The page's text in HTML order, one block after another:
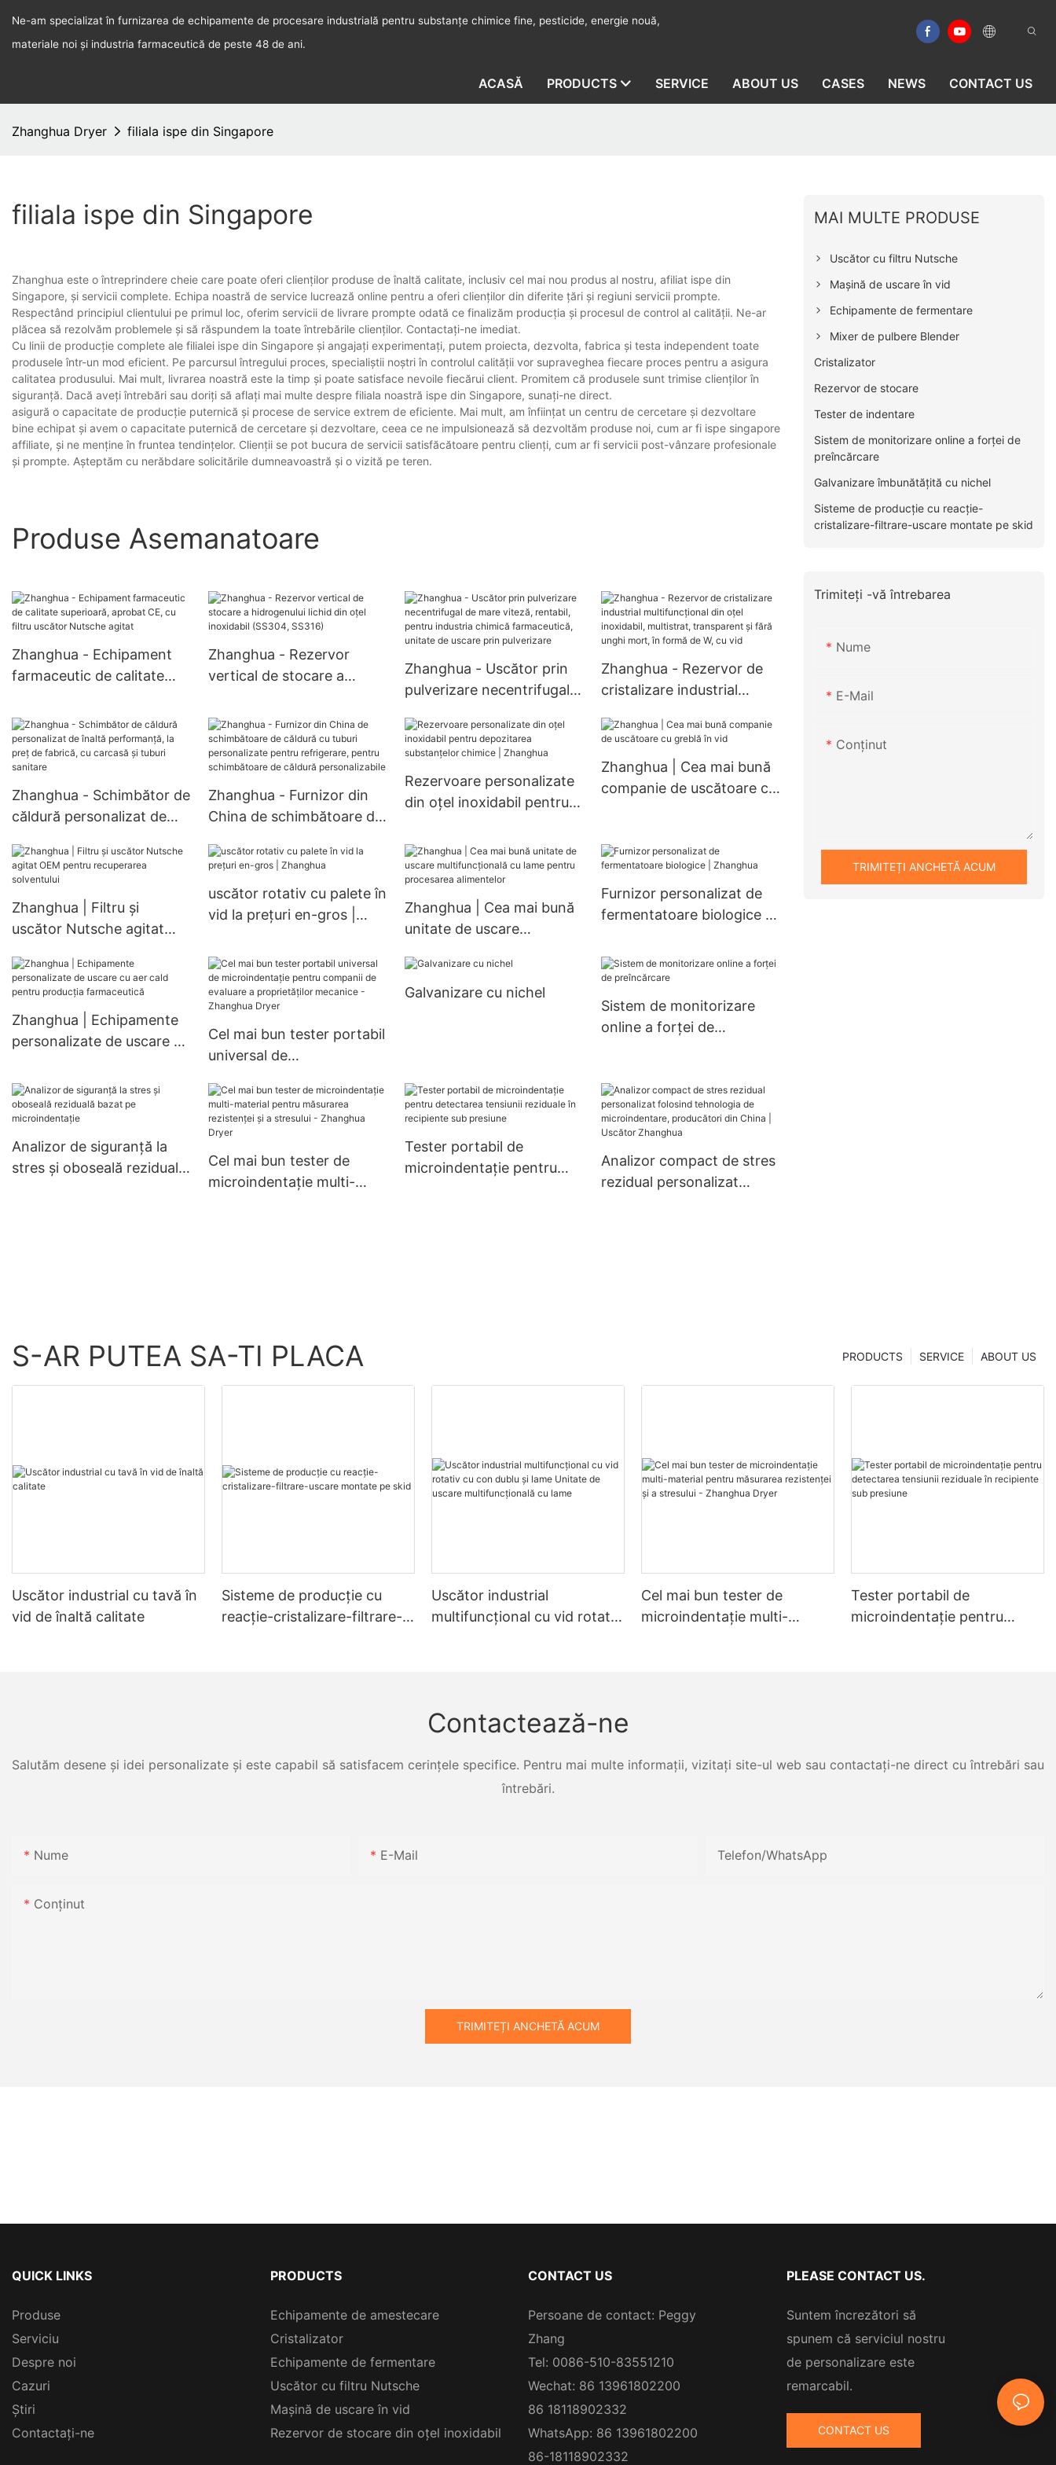
Ne-am specializat în furnizarea de echipamente de procesare industrială pentru substanțe chimice fine, pesticide, energie nouă,
materiale noi și industria farmaceutică de peste 48 de ani.
ACASĂ PRODUCTS SERVICE ABOUT US CASES NEWS CONTACT US
Zhanghua Dryer filiala ispe din Singapore
filiala ispe din Singapore
Zhanghua este o întreprindere cheie care poate oferi clienților produse de înaltă calitate, inclusiv cel mai nou produs al nostru, afiliat ispe din
Singapore, și servicii complete. Echipa noastră de service lucrează online pentru a oferi clienților din diferite țări și regiuni servicii prompte.
Respectând principiul clientului pe primul loc, oferim servicii de livrare prompte odată ce finalizăm producția și procesul de control al calității. Ne-ar
plăcea să rezolvăm problemele și să răspundem la toate întrebările clienților. Contactați-ne imediat.
Cu linii de producție complete ale filialei ispe din Singapore și angajați experimentați, putem proiecta, dezvolta, fabrica și testa independent toate
produsele într-un mod eficient. Pe parcursul întregului proces, specialiștii noștri în controlul calității vor supraveghea fiecare proces pentru a asigura
calitatea produsului. Mai mult, livrarea noastră este la timp și poate satisface nevoile fiecărui client. Promitem că produsele sunt trimise clienților în
siguranță. Dacă aveți întrebări sau doriți să aflați mai multe despre filiala noastră ispe din Singapore, sunați-ne direct.
asigură o capacitate de producție puternică și procese de service extrem de eficiente. Mai mult, am înființat un centru de cercetare și dezvoltare
bine echipat și avem o capacitate puternică de cercetare și dezvoltare, ceea ce ne impulsionează să dezvoltăm produse noi, cum ar fi ispe singapore
affiliate, și ne menține în fruntea tendințelor. Clienții se pot bucura de servicii satisfăcătoare pentru clienți, cum ar fi servicii post-vânzare profesionale
și prompte. Așteptăm cu nerăbdare solicitările dumneavoastră și o vizită pe teren.
Produse Asemanatoare
Zhanghua - Echipament
farmaceutic de calitate
filtru uscător Nutsche
agitat
Zhanghua - Rezervor
vertical de stocare a
inoxidabil (SS304, SS316)
Zhanghua - Uscător prin
pulverizare necentrifugal
pentru industria chimică
farmaceutică, unitate de
uscare prin pulverizare
Zhanghua - Rezervor de
cristalizare industrial
inoxidabil, multistrat,
transparent și fără unghi
mort, în formă de W, cu
vid
Zhanghua - Schimbător de
căldură personalizat de
de fabrică, cu carcasă și
tuburi sanitare
Zhanghua - Furnizor din
China de schimbătoare de
personalizate pentru
schimbătoare de căldură
personalizabile
Rezervoare personalizate
din oțel inoxidabil pentru
chimice | Zhanghua
Zhanghua | Cea mai bună
companie de uscătoare cu
Zhanghua | Filtru și
uscător Nutsche agitat
solventului
uscător rotativ cu palete în
vid la prețuri en-gros |
Zhanghua | Cea mai bună
unitate de uscare
pentru procesarea
alimentelor
Furnizor personalizat de
fermentatoare biologice |
Zhanghua | Echipamente
personalizate de uscare cu
farmaceutică
Cel mai bun tester portabil
universal de
companii de evaluare a
proprietăților mecanice -
Zhanghua Dryer
Galvanizare cu nichel
Sistem de monitorizare
online a forței de
Analizor de siguranță la
stres și oboseală reziduală
Cel mai bun tester de
microindentație multi-
Tester portabil de
microindentație pentru
Analizor compact de stres
rezidual personalizat
MAI MULTE PRODUSE
Uscător cu filtru Nutsche
Mașină de uscare în vid
Echipamente de fermentare
Mixer de pulbere Blender
Cristalizator
Rezervor de stocare
Tester de indentare
Sistem de monitorizare online a forței de
preîncărcare
Galvanizare îmbunătățită cu nichel
Sisteme de producție cu reacție-
cristalizare-filtrare-uscare montate pe skid
Trimiteți -vă întrebarea
Nume
E-Mail
Conţinut
TRIMITEȚI ANCHETĂ ACUM
S-AR PUTEA SA-TI PLACA ABOUT US
SERVICE
PRODUCTS
Uscător industrial cu tavă în
vid de înaltă calitate
Sisteme de producție cu
reacție-cristalizare-filtrare-
Uscător industrial
multifuncțional cu vid rotativ
Cel mai bun tester de
microindentație multi-
Tester portabil de
microindentație pentru
Contactează-ne
Salutăm desene și idei personalizate și este capabil să satisfacem cerințele specifice. Pentru mai multe informații, vizitați site-ul web sau contactați-ne direct cu întrebări sau
întrebări.
Nume E-Mail Telefon/WhatsApp
Conţinut
TRIMITEȚI ANCHETĂ ACUM
QUICK LINKS
Produse
Serviciu
Despre noi
Cazuri
Ştiri
Contactați-ne
PRODUCTS
Echipamente de amestecare
Cristalizator
Echipamente de fermentare
Uscător cu filtru Nutsche
Mașină de uscare în vid
Rezervor de stocare din oțel inoxidabil
CONTACT US
Persoane de contact: Peggy
Zhang
Tel: 0086-510-83551210
Wechat: 86 13961802200
86 18118902332
WhatsApp: 86 13961802200
86-18118902332
PLEASE CONTACT US.
Suntem încrezători să
spunem că serviciul nostru
de personalizare este
remarcabil.
CONTACT US